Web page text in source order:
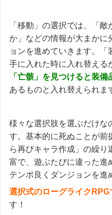
「移動」の選択では、「
か」などの情報が大まかに
ョンを進めていきます。
手に入れた時に入れ替える
「亡骸」を見つけると装
あるものと入れ替えられま
様々な選択肢を選ぶだけな
す。基本的に死ぬことが前
ら再びキャラ作成」の繰り
富で、遊ぶたびに違った進
テンポ良くダンジョンを進
選択式のローグライク
す！